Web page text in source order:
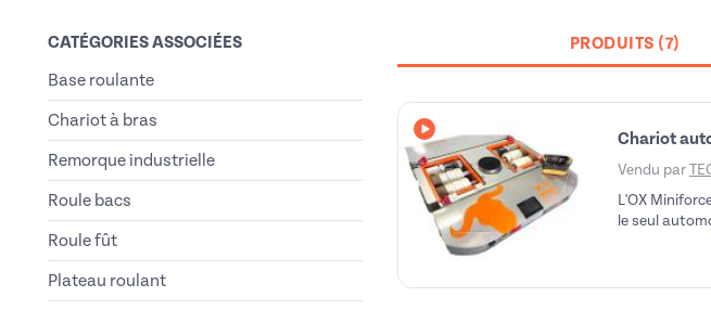
CATÉGORIES ASSOCIÉES
Base roulante
Chariot à bras
Remorque industrielle
Roule bacs
Roule fût
Plateau roulant
PRODUITS (7)
Avec vidéo Chariot
Vendu par
L'OX
le seul